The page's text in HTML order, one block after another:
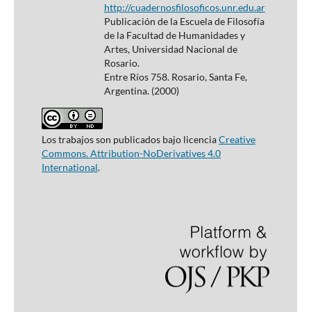
http://cuadernosfilosoficos.unr.edu.ar
Publicación de la Escuela de Filosofía
de la Facultad de Humanidades y
Artes, Universidad Nacional de
Rosario.
Entre Ríos 758. Rosario, Santa Fe,
Argentina. (2000)
Los trabajos son publicados bajo licenciaCreative
Commons. Attribution-NoDerivatives 4.0
International.